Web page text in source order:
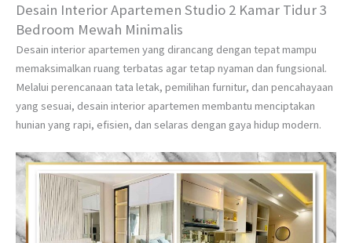
Desain Interior Apartemen Studio 2 Kamar Tidur 3
Bedroom Mewah Minimalis
Desain interior apartemen yang dirancang dengan tepat mampu
memaksimalkan ruang terbatas agar tetap nyaman dan fungsional.
Melalui perencanaan tata letak, pemilihan furnitur, dan pencahayaan
yang sesuai, desain interior apartemen membantu menciptakan
hunian yang rapi, efisien, dan selaras dengan gaya hidup modern.